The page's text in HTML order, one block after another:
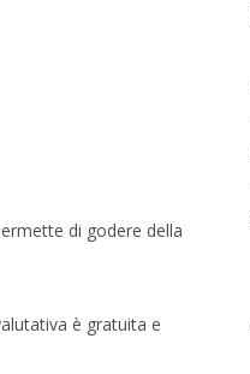
di godere della
è gratuita e